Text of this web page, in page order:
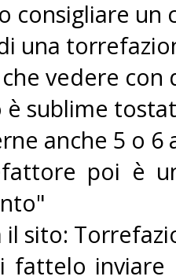
consigliare
una
vedere
è sublime
anche 5 o
poi è
il sito:
fattelo